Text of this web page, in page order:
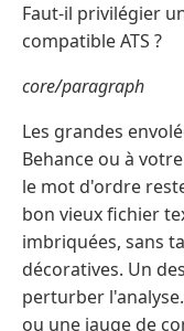
Faut-il privilégier
compatible ATS ?
core/paragraph
Les grandes
Behance ou à
le mot d'ordre
bon vieux fichier
imbriquées, sans
décoratives. Un
perturber
ou une jauge de